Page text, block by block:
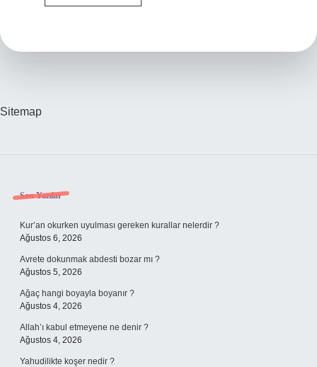
Ne
Sitemap
Sidebar
Son Yazılar
Kur’an okurken uyulması gereken kurallar nelerdir ?
Ağustos 6, 2026
Avrete dokunmak abdesti bozar mı ?
Ağustos 5, 2026
Ağaç hangi boyayla boyanır ?
Ağustos 4, 2026
Allah’ı kabul etmeyene ne denir ?
Ağustos 4, 2026
Yahudilikte koşer nedir ?